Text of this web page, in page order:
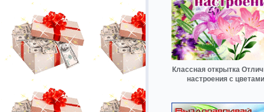
Классная открытка
настроения с цветами